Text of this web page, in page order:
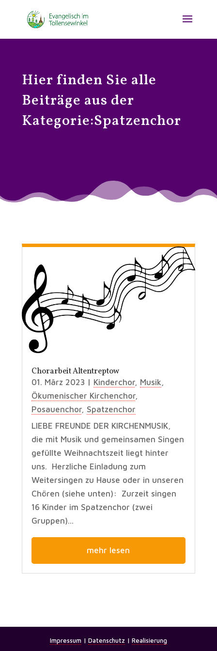
Hier finden Sie alle
Beiträge aus der
Kategorie:Spatzenchor
Chorarbeit Altentreptow
01. März 2023 | Kinderchor, Musik
Ökumenischer Kirchenchor,
Posauenchor, Spatzenchor
LIEBE FREUNDE DER KIRCHENMUSIK,
die mit Musik und gemeinsamen Singen
gefüllte Weihnachtszeit liegt hinter
uns. Herzliche Einladung zum
Weitersingen zu Hause oder in unseren
Chören (siehe unten): Zurzeit singen
16 Kinder im Spatzenchor (zwei
Gruppen)...
mehr lesen
Impressum | Datenschutz | Realisierung